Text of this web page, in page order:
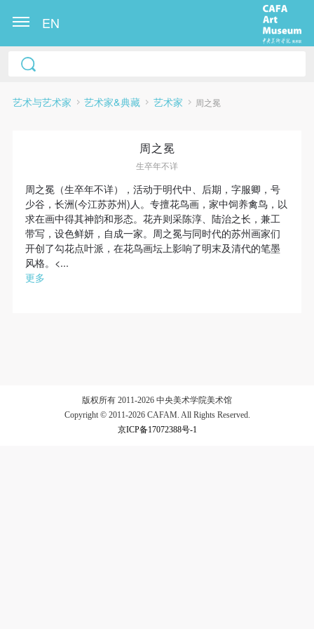
EN
艺术与艺术家 艺术家&典藏 艺术家 周之冕
周之冕
生卒年不详
周之冕（生卒年不详），活动于明代中、后期，字服卿，号
少谷，长洲(今江苏苏州)人。专擅花鸟画，家中饲养禽鸟，以
求在画中得其神韵和形态。花卉则采陈淳、陆治之长，兼工
带写，设色鲜妍，自成一家。周之冕与同时代的苏州画家们
开创了勾花点叶派，在花鸟画坛上影响了明末及清代的笔墨
风格。<...
更多
版权所有 2011-2026 中央美术学院美术馆
Copyright © 2011-2026 CAFAM. All Rights Reserved.
京ICP备17072388号-1
快捷登录 帐号密码登录
可使用雅昌艺术网会员账户登录